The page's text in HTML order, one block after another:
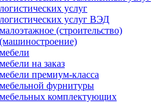
услуг
услуг ВЭД
(строительство)
на заказ
премиум-класса
фурнитуры
комплектующих